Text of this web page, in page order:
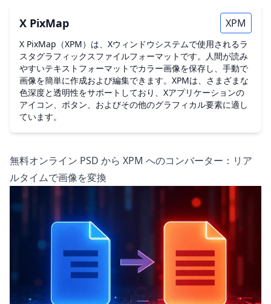
X PixMap XPM
X PixMap（XPM）は、Xウィンドウシステムで使用されるラ
スタグラフィックスファイルフォーマットです。人間が読み
やすいテキストフォーマットでカラー画像を保存し、手動で
画像を簡単に作成および編集できます。XPMは、さまざまな
色深度と透明性をサポートしており、Xアプリケーションの
アイコン、ボタン、およびその他のグラフィカル要素に適し
ています。
無料オンライン PSD から XPM へのコンバーター：リア
ルタイムで画像を変換